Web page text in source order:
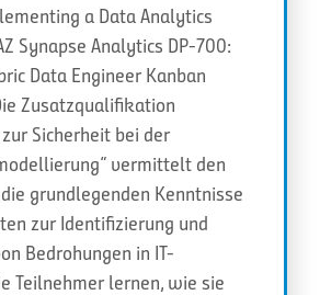
a Data Analytics
Synapse Analytics DP-700:
Data Engineer Kanban
Zusatzqualifikation
Sicherheit bei der
vermittelt den
grundlegenden Kenntnisse
zur Identifizierung und
Bedrohungen in IT-
Teilnehmer lernen, wie sie